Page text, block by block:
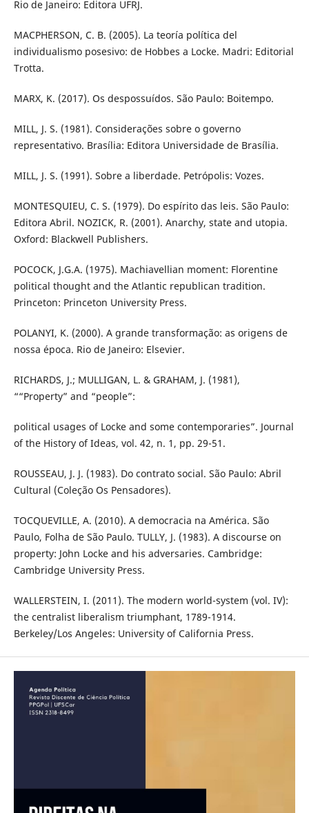
Rio de Janeiro: Editora UFRJ.
MACPHERSON, C. B. (2005). La teoría política del
individualismo posesivo: de Hobbes a Locke. Madri: Editorial
Trotta.
MARX, K. (2017). Os despossuídos. São Paulo: Boitempo.
MILL, J. S. (1981). Considerações sobre o governo
representativo. Brasília: Editora Universidade de Brasília.
MILL, J. S. (1991). Sobre a liberdade. Petrópolis: Vozes.
MONTESQUIEU, C. S. (1979). Do espírito das leis. São Paulo:
Editora Abril. NOZICK, R. (2001). Anarchy, state and utopia.
Oxford: Blackwell Publishers.
POCOCK, J.G.A. (1975). Machiavellian moment: Florentine
political thought and the Atlantic republican tradition.
Princeton: Princeton University Press.
POLANYI, K. (2000). A grande transformação: as origens de
nossa época. Rio de Janeiro: Elsevier.
RICHARDS, J.; MULLIGAN, L. & GRAHAM, J. (1981),
““Property” and “people”:
political usages of Locke and some contemporaries”. Journal
of the History of Ideas, vol. 42, n. 1, pp. 29-51.
ROUSSEAU, J. J. (1983). Do contrato social. São Paulo: Abril
Cultural (Coleção Os Pensadores).
TOCQUEVILLE, A. (2010). A democracia na América. São
Paulo, Folha de São Paulo. TULLY, J. (1983). A discourse on
property: John Locke and his adversaries. Cambridge:
Cambridge University Press.
WALLERSTEIN, I. (2011). The modern world-system (vol. IV):
the centralist liberalism triumphant, 1789-1914.
Berkeley/Los Angeles: University of California Press.